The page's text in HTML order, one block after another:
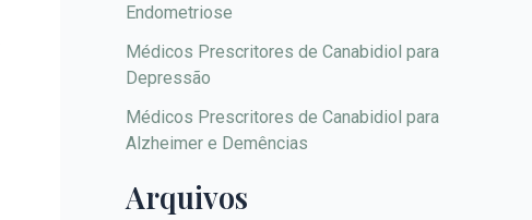
Endometriose
Médicos Prescritores de Canabidiol para
Depressão
Médicos Prescritores de Canabidiol para
Alzheimer e Demências
Arquivos